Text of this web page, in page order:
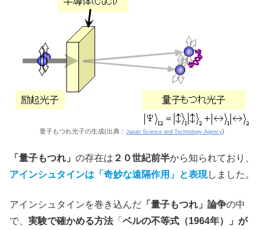
量子もつれ光子の生成(出典： Japan Science and Technology Agency)
「量子もつれ」 の存在は ２０世紀前半から知られており、
アインシュタインは「奇妙な遠隔作用」と表現しました。
アインシュタインを巻き込んだ 「量子もつれ」論争の中
で、 実験で確かめる方法「 ベルの不等式（1964年）」が